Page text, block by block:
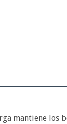
mantiene